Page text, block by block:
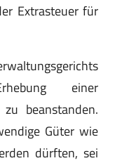
Extrasteuer für
einer
beanstanden.
Güter wie
dürften, sei